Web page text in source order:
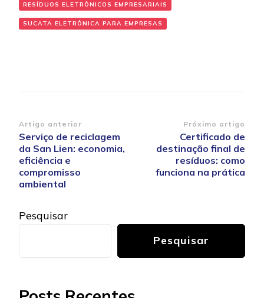
RESÍDUOS ELETRÔNICOS EMPRESARIAIS
SUCATA ELETRÔNICA PARA EMPRESAS
Navegação
de
post
Artigo anterior
Serviço de reciclagem
da San Lien: economia,
eficiência e
compromisso
ambiental
Próximo artigo
Certificado de
destinação final de
resíduos: como
funciona na prática
Pesquisar
Pesquisar